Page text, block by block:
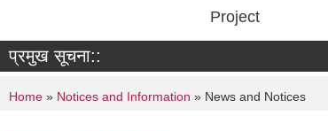
Project
प्रमुख सूचना::
You are here
Home » Notices and Information » News and Notices